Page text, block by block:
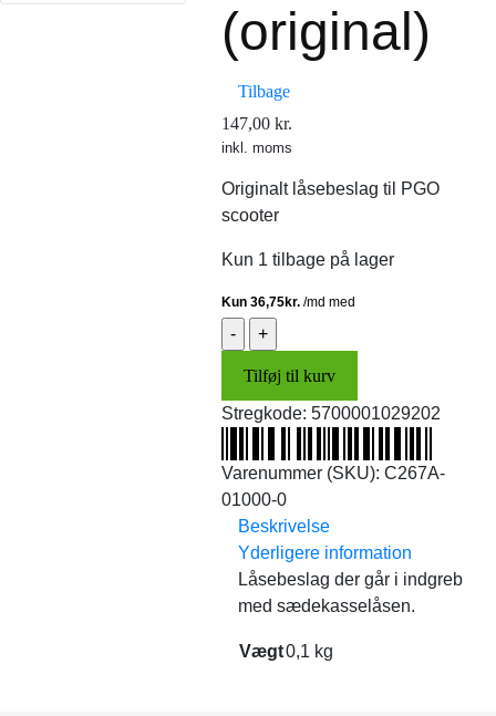
(original)
Tilbage
147,00 kr.
inkl. moms
Originalt låsebeslag til PGO
scooter
Kun 1 tilbage på lager
Låsebeslag
(original)
antal
Tilføj til kurv
Stregkode: 5700001029202
Varenummer (SKU): C267A-
01000-0
Beskrivelse
Yderligere information
Låsebeslag der går i indgreb
med sædekasselåsen.
Vægt0,1 kg